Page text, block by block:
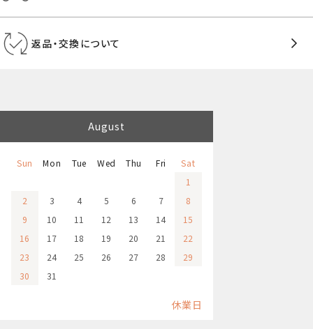
返品・交換について
August
Sun Mon Tue Wed Thu Fri
Sat
1
2
3 4 5 6 7
8
9
10 11 12 13 14
15
16
17 18 19 20 21
22
23
24 25 26 27 28
29
30
31
休業日